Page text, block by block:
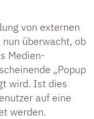
von externen
überwacht, ob
Medien-
„Popup
wird. Ist dies
auf eine
werden.